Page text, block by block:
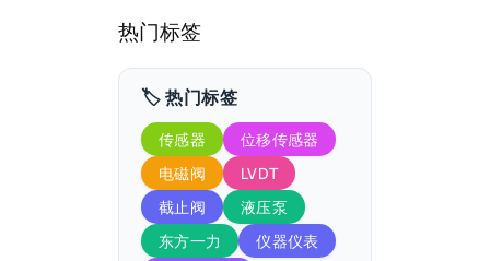
热门标签
🏷️ 热门标签
传感器
位移传感器
电磁阀
LVDT
截止阀
液压泵
东方一力
仪器仪表